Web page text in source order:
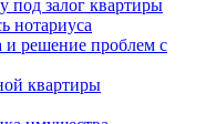
под залог квартиры
нотариуса
и решение проблем с
квартиры